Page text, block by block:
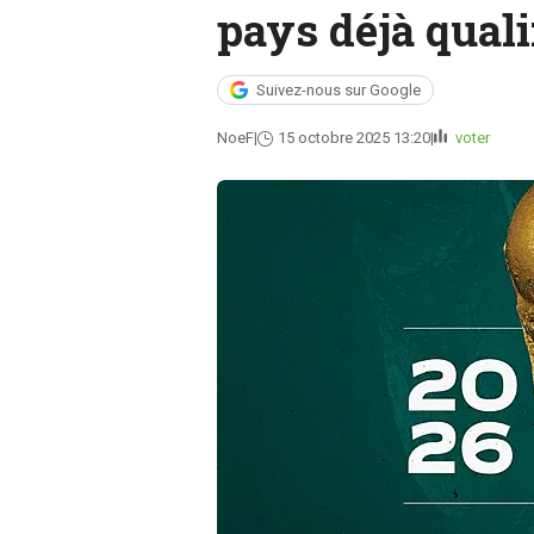
pays déjà
Suivez-nous sur Google
NoeF 15 octobre 2025 13:20 voter